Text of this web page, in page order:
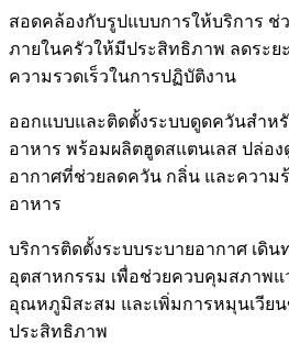
สอดคล้องกับรูปแบบการให้บริการ ช่
ภายในครัวให้มีประสิทธิภาพ ลดระย
ความรวดเร็วในการปฏิบัติงาน
ออกแบบและติดตั้งระบบดูดควันสำห
อาหาร พร้อมผลิตฮูดสแตนเลส ปล่อ
อากาศที่ช่วยลดควัน กลิ่น และความ
อาหาร
บริการติดตั้งระบบระบายอากาศ เดิ
อุตสาหกรรม เพื่อช่วยควบคุมสภาพ
อุณหภูมิสะสม และเพิ่มการหมุนเวียน
ประสิทธิภาพ